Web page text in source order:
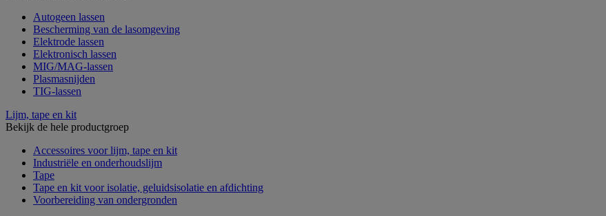
Autogeen lassen
Bescherming van de lasomgeving
Elektrode lassen
Elektronisch lassen
MIG/MAG-lassen
Plasmasnijden
TIG-lassen
Lijm, tape en kit
Bekijk de hele productgroep
Accessoires voor lijm, tape en kit
Industriële en onderhoudslijm
Tape
Tape en kit voor isolatie, geluidsisolatie en afdichting
Voorbereiding van ondergronden